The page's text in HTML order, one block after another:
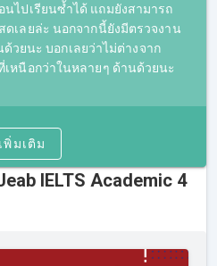
รื่องของเวลาและในเรื่องของ
IELTS ออนไลน์ สามารถเรียนได้
ามารถเชื่อมต่ออินเตอร์เน็ตได้
เป็นอุปสรรคต่อการทำความ
รับใครที่ยังอยู่ในช่วงตัดสินใจ
ก่อนได้โดยไม่มีค่าใช้จ่าย ไม่มี
ไหนครูเจี๊ยบสอนยังไง ไปลอง
นั้นๆ เลย
ไปเรียนซ้ำได้ แถมยังสามารถ
ดเลยล่ะ นอกจากนี้ยังมีตรวจงาน
ด้วยนะ บอกเลยว่าไม่ต่างจาก
หนือกว่าในหลายๆ ด้านด้วยนะ
พิ่มเติม
IELTS Academic 4